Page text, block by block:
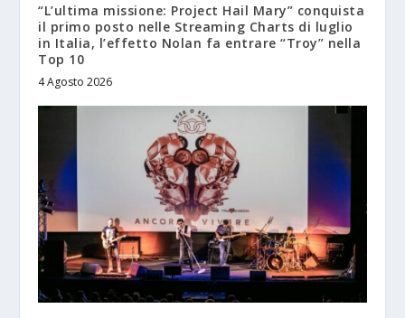
“L’ultima missione: Project Hail Mary” conquista
il primo posto nelle Streaming Charts di luglio
in Italia, l’effetto Nolan fa entrare “Troy” nella
Top 10
4 Agosto 2026